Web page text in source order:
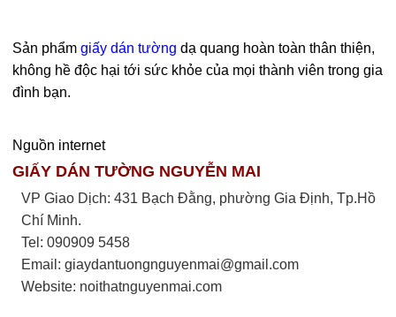
Sản phẩmgiấy dán tường dạ quang hoàn toàn thân thiện,
không hề độc hại tới sức khỏe của mọi thành viên trong gia
đình bạn.
Nguồn internet
GIẤY DÁN TƯỜNG NGUYỄN MAI
VP Giao Dịch: 431 Bạch Đằng, phường Gia Định, Tp.Hồ
Chí Minh.
Tel: 090909 5458
Email:giaydantuongnguyenmai@gmail.com
Website: noithatnguyenmai.com